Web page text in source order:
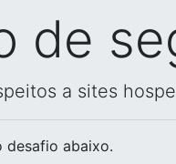
de
a sites
desafio abaixo.